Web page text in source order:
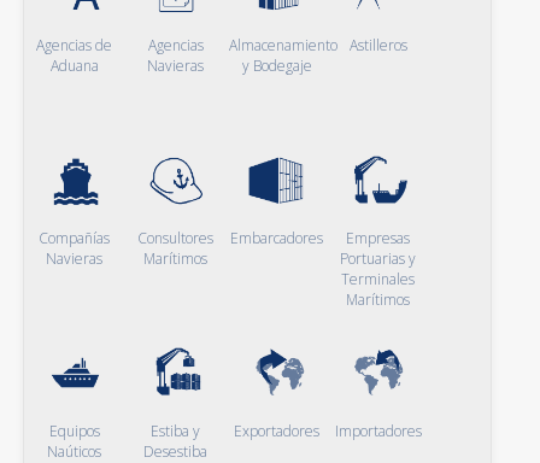
Agencias de
Aduana
Agencias
Navieras
Almacenamiento
y Bodegaje
Astilleros
Compañías
Navieras
Consultores
Marítimos
Embarcadores
Empresas
Portuarias y
Terminales
Marítimos
Equipos
Naúticos
Estiba y
Desestiba
Exportadores Importadores